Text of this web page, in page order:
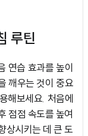
루틴
연습 효과를 높이
깨우는 것이 중요
해보세요. 처음에
점점 속도를 높여
상시키는 데 큰 도